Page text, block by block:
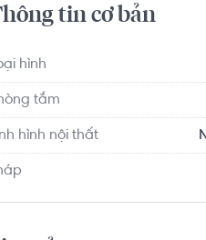
Sacombank,
tin cơ bản
hình
tắm
hình nội thất